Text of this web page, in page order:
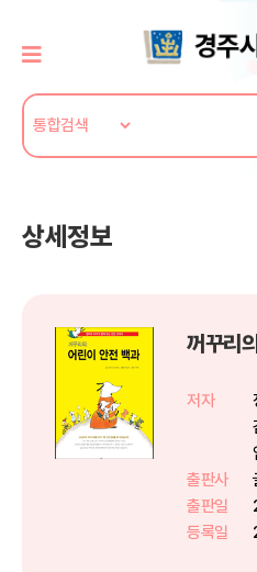
상세정보
꺼꾸리
저자
출판사
출판일
등록일